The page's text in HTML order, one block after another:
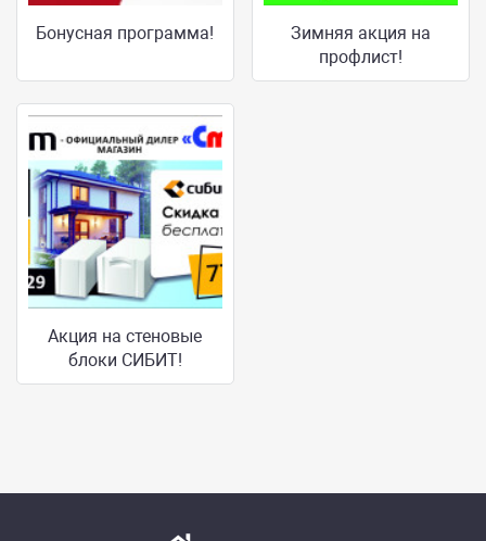
Бонусная программа!
Зимняя акция на
профлист!
Акция на стеновые
блоки СИБИТ!